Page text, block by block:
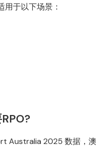
用于以下场景：
Australia 2025 数据，